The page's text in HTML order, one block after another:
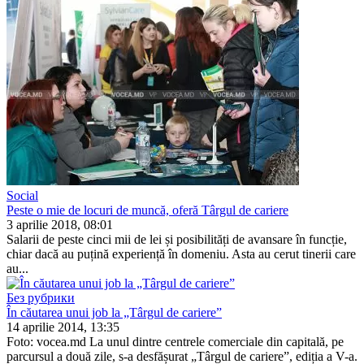
Social
Peste o mie de locuri de muncă, oferă Târgul de cariere
3 aprilie 2018, 08:01
Salarii de peste cinci mii de lei și posibilități de avansare în funcție,
chiar dacă au puțină experiență în domeniu. Asta au cerut tinerii care
au...
Без рубрики
În căutarea unui job la „Târgul de cariere”
14 aprilie 2014, 13:35
Foto: vocea.md La unul dintre centrele comerciale din capitală, pe
parcursul a două zile, s-a desfășurat „Târgul de cariere”, ediția a V-a.